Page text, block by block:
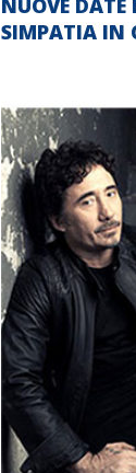
NUOVE DATE
SIMPATIA IN